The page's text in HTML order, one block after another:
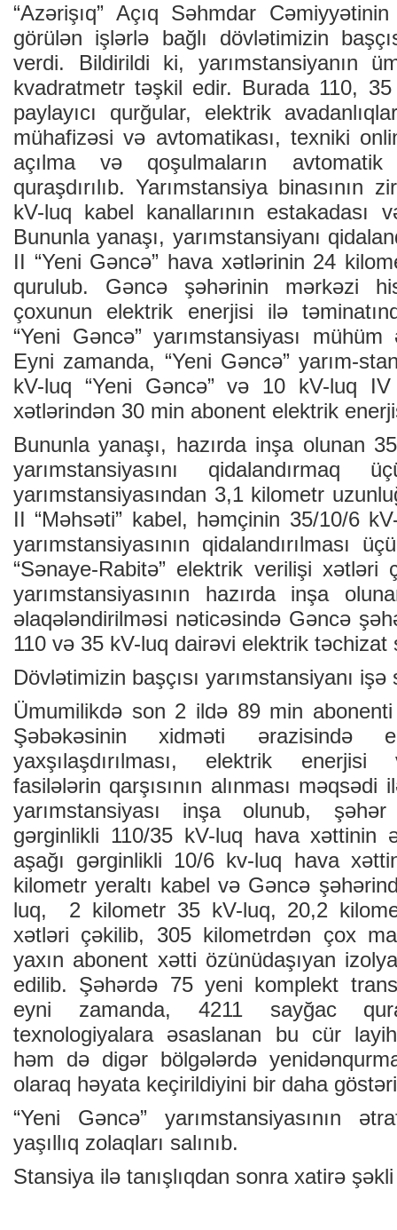
“Azərişıq” Açıq Səhmdar
görülən işlərlə bağlı dövlətimizin
verdi. Bildirildi ki, yarımstansiyanın
kvadratmetr təşkil edir. Burada 110,
paylayıcı qurğular, elektrik
mühafizəsi və avtomatikası, texniki
açılma və qoşulmaların
quraşdırılıb. Yarımstansiya binasının
kV-luq kabel kanallarının estakadası
Bununla yanaşı, yarımstansiyanı
II “Yeni Gəncə” hava xətlərinin 24
qurulub. Gəncə şəhərinin mərkəzi
çoxunun elektrik enerjisi ilə
“Yeni Gəncə” yarımstansiyası
Eyni zamanda, “Yeni Gəncə” yarım-
kV-luq “Yeni Gəncə” və 10 kV-luq IV
xətlərindən 30 min abonent elektrik
Bununla yanaşı, hazırda inşa olunan
yarımstansiyasını qidalandırmaq
yarımstansiyasından 3,1 kilometr
II “Məhsəti” kabel, həmçinin 35/10/6
yarımstansiyasının qidalandırılması
“Sənaye-Rabitə” elektrik verilişi xətləri
yarımstansiyasının hazırda inşa
əlaqələndirilməsi nəticəsində Gəncə
110 və 35 kV-luq dairəvi elektrik təchizat
Dövlətimizin başçısı yarımstansiyanı işə
Ümumilikdə son 2 ildə 89 min
Şəbəkəsinin xidməti ərazisində
yaxşılaşdırılması, elektrik enerjisi
fasilələrin qarşısının alınması məqsədi
yarımstansiyası inşa olunub,
gərginlikli 110/35 kV-luq hava xəttinin
aşağı gərginlikli 10/6 kv-luq hava
kilometr yeraltı kabel və Gəncə
luq, 2 kilometr 35 kV-luq, 20,2
xətləri çəkilib, 305 kilometrdən çox
yaxın abonent xətti özünüdaşıyan
edilib. Şəhərdə 75 yeni komplekt
eyni zamanda, 4211 sayğac
texnologiyalara əsaslanan bu cür
həm də digər bölgələrdə
olaraq həyata keçirildiyini bir daha
“Yeni Gəncə” yarımstansiyasının
yaşıllıq zolaqları salınıb.
Stansiya ilə tanışlıqdan sonra xatirə